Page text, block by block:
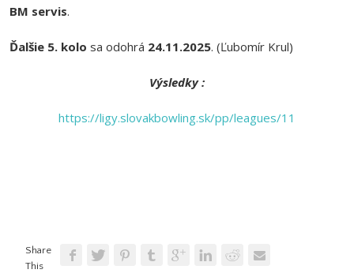
BM servis.
Ďalšie 5. kolo sa odohrá 24.11.2025. (Ľubomír Krul)
Výsledky :
https://ligy.slovakbowling.sk/pp/leagues/11
Share
This